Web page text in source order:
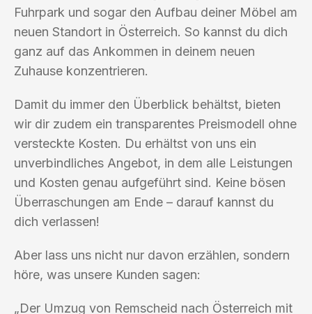
Fuhrpark und sogar den Aufbau deiner Möbel am
neuen Standort in Österreich. So kannst du dich
ganz auf das Ankommen in deinem neuen
Zuhause konzentrieren.
Damit du immer den Überblick behältst, bieten
wir dir zudem ein transparentes Preismodell ohne
versteckte Kosten. Du erhältst von uns ein
unverbindliches Angebot, in dem alle Leistungen
und Kosten genau aufgeführt sind. Keine bösen
Überraschungen am Ende – darauf kannst du
dich verlassen!
Aber lass uns nicht nur davon erzählen, sondern
höre, was unsere Kunden sagen:
„Der Umzug von Remscheid nach Österreich mit